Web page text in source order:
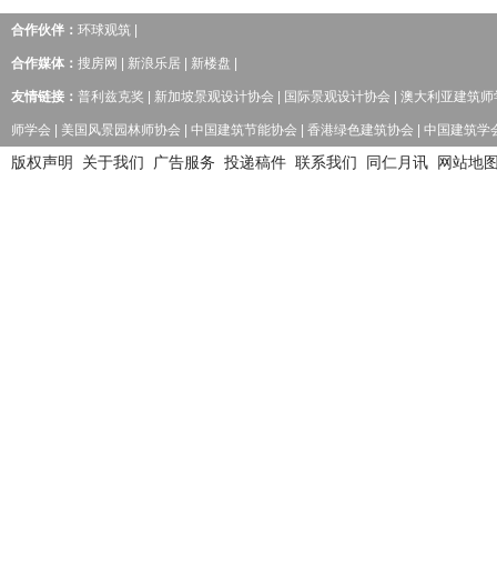
合作伙伴： 环球观筑
合作媒体： 搜房网 新浪乐居 新楼盘
友情链接： 普利兹克奖 新加坡景观设计协会 国际景观设计协会 澳大利亚建筑师
师学会 美国风景园林师协会 中国建筑节能协会 香港绿色建筑协会 中国建筑学
版权声明 关于我们 广告服务 投递稿件 联系我们 同仁月讯 网站地